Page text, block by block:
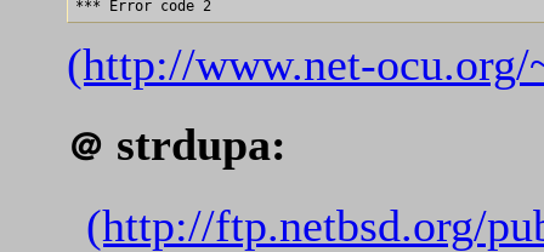
(http://www.net-
＠ strdupa:
(http://ftp.netbsd.org/